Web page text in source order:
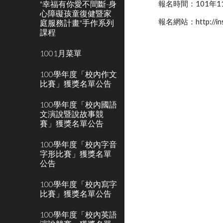
"幸福有你愛不間斷-身
心障礙孩童復健暨家
庭服務計畫"手作系列
課程
1001月菜單
100學年度「校內作文
比賽」獲獎名單公告
100學年度「校內國語
文演說暨說故事競
賽」獲獎名單公告
100學年度「校內字音
字形比賽」獲獎名單
公告
100學年度「校內寫字
比賽」獲獎名單公告
100學年度「校內英語
報名時間：101年
報名網站：http://